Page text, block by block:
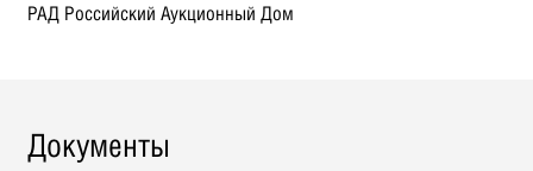
РАД Российский Аукционный Дом
Документы